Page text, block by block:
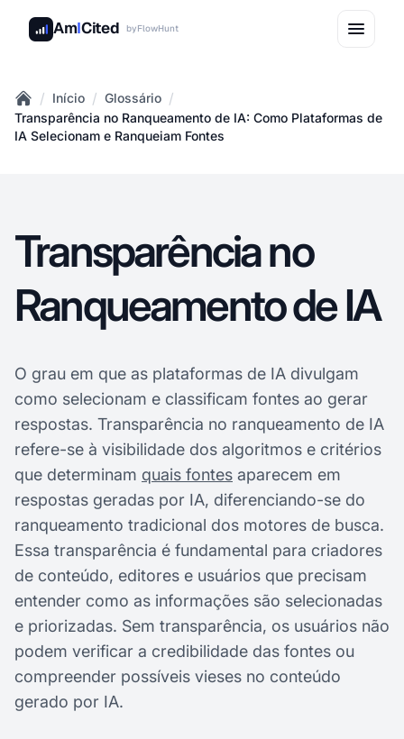
AmICited byFlowHunt
Home
/ Início / Glossário /
Transparência no Ranqueamento de IA: Como Plataformas de
IA Selecionam e Ranqueiam Fontes
Transparência no
Ranqueamento de IA
O grau em que as plataformas de IA divulgam
como selecionam e classificam fontes ao gerar
respostas. Transparência no ranqueamento de IA
refere-se à visibilidade dos algoritmos e critérios
que determinam quais fontes aparecem em
respostas geradas por IA, diferenciando-se do
ranqueamento tradicional dos motores de busca.
Essa transparência é fundamental para criadores
de conteúdo, editores e usuários que precisam
entender como as informações são selecionadas
e priorizadas. Sem transparência, os usuários não
podem verificar a credibilidade das fontes ou
compreender possíveis vieses no conteúdo
gerado por IA.